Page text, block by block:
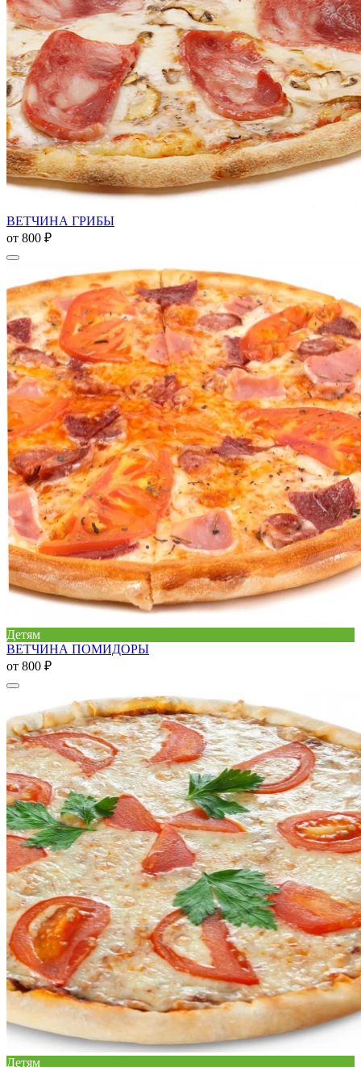
ВЕТЧИНА ГРИБЫ
от 800 ₽
Детям
ВЕТЧИНА ПОМИДОРЫ
от 800 ₽
Детям